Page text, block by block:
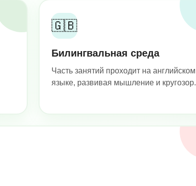
🇬🇧
Билингвальная среда
Часть занятий проходит на английском
языке, развивая мышление и кругозор.